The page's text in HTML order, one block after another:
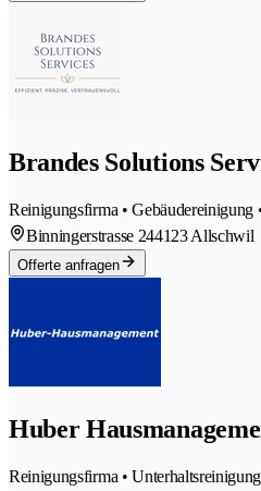
Brandes Solutions
Reinigungsfirma • Gebäudereinigung
Binningerstrasse 244123 Allschwil
Offerte anfragen
Huber
Reinigungsfirma •